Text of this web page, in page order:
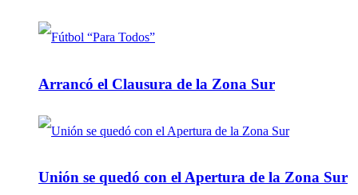
Arrancó el Clausura de la Zona Sur
Unión se quedó con el Apertura de la Zona Sur